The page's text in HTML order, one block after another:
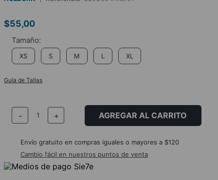
$55,00
XS S M L XL
Guía de Tallas
＋
－ AGREGAR AL CARRITO
Envío gratuito en compras iguales o mayores a $120
Cambio fácil en nuestros puntos de venta